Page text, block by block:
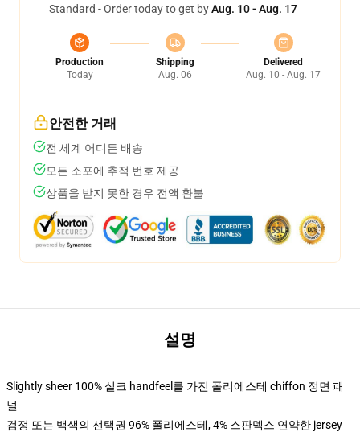
Standard - Order today to get byAug. 10 - Aug. 17
Production
Today
Shipping
Aug. 06
Delivered
Aug. 10 - Aug. 17
안전한 거래
전 세계 어디든 배송
모든 소포에 추적 번호 제공
상품을 받지 못한 경우 전액 환불
설명
Slightly sheer 100% 실크 handfeel를 가진 폴리에스테 chiffon 정면 패
널
검정 또는 백색의 선택권 96% 폴리에스테, 4% 스판덱스 연약한 jersey